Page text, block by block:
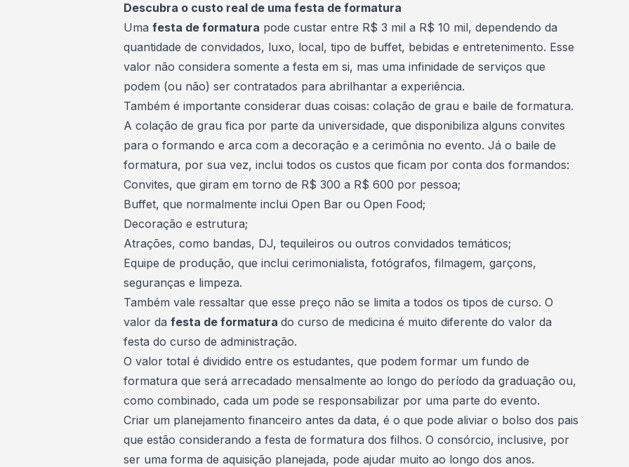
Descubra o custo real de uma festa de formatura
Uma festa de formatura pode custar entre R$ 3 mil a R$ 10 mil, dependendo da
quantidade de convidados, luxo, local, tipo de buffet, bebidas e entretenimento. Esse
valor não considera somente a festa em si, mas uma infinidade de serviços que
podem (ou não) ser contratados para abrilhantar a experiência.
Também é importante considerar duas coisas: colação de grau e baile de formatura.
A colação de grau fica por parte da universidade, que disponibiliza alguns convites
para o formando e arca com a decoração e a cerimônia no evento. Já o baile de
formatura, por sua vez, inclui todos os custos que ficam por conta dos formandos:
Convites, que giram em torno de R$ 300 a R$ 600 por pessoa;
Buffet, que normalmente inclui Open Bar ou Open Food;
Decoração e estrutura;
Atrações, como bandas, DJ, tequileiros ou outros convidados temáticos;
Equipe de produção, que inclui cerimonialista, fotógrafos, filmagem, garçons,
seguranças e limpeza.
Também vale ressaltar que esse preço não se limita a todos os tipos de curso. O
valor da festa de formatura do curso de medicina é muito diferente do valor da
festa do curso de administração.
O valor total é dividido entre os estudantes, que podem formar um fundo de
formatura que será arrecadado mensalmente ao longo do período da graduação ou,
como combinado, cada um pode se responsabilizar por uma parte do evento.
Criar um planejamento financeiro antes da data, é o que pode aliviar o bolso dos pais
que estão considerando a festa de formatura dos filhos. O consórcio, inclusive, por
ser uma forma de aquisição planejada, pode ajudar muito ao longo dos anos.